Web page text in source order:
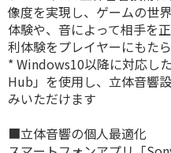
像度を実現し、ゲームの世
体験や、音によって相手を
利体験をプレイヤーにもたら
* Windows10以降に対応し
Hub」を使用し、立体音響
みいただけます
■立体音響の個人最適化